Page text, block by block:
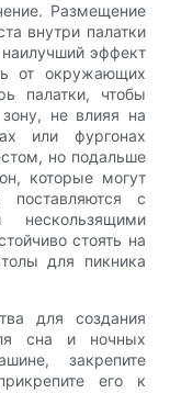
Размещение
внутри палатки
эффект
от окружающих
палатки, чтобы
не влияя на
или фургонах
но подальше
которые могут
поставляются с
нескользящими
стоять на
для пикника
для создания
сна и ночных
закрепите
его к